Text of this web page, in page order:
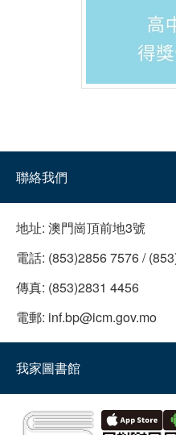
聯絡我們
地址: 澳門崗頂前地3號
電話: (853)2856 7576 /
傳真: (853)2831 4456
電郵: inf.bp@icm.gov.mo
我家圖書館